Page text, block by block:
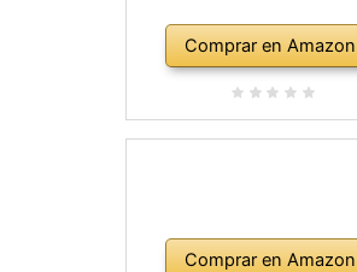
Comprar en Amazon
Comprar en Amazon